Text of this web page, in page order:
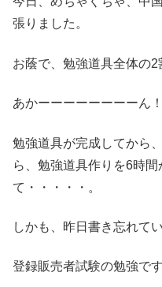
張りました。
お蔭で、勉強道具全体の2
あかーーーーーーーーん
勉強道具が完成してから
ら、勉強道具作りを6時
て・・・・・。
しかも、昨日書き忘れて
登録販売者試験の勉強です